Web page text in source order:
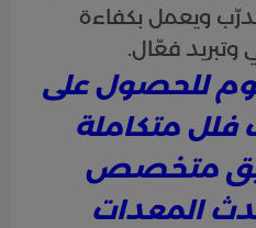
مدرّب ويعمل بكفاءة
فعّال.
للحصول على
متكاملة
متخصص
المعدات